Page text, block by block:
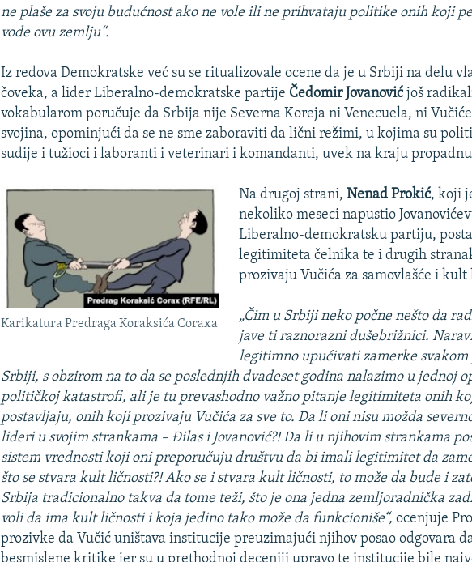
ne plaše za svoju budućnost ako ne vole ili ne prihvataju politike onih koji
vode ovu zemlju“.
Iz redova Demokratske već su se ritualizovale ocene da je u Srbiji na delu
čoveka, a lider Liberalno-demokratske partije Čedomir Jovanovićjoš
vokabularom poručuje da Srbija nije Severna Koreja ni Venecuela, ni
svojina, opominjući da se ne sme zaboraviti da lični režimi, u kojima su
sudije i tužioci i laboranti i veterinari i komandanti, uvek na kraju
Karikatura Predraga Koraksića Coraxa
Na drugoj strani, Nenad Prokić, koji
nekoliko meseci napustio
Liberalno-demokratsku partiju,
legitimiteta čelnika te i drugih
prozivaju Vučića za samovlašće i kult
„Čim u Srbiji neko počne nešto da
jave ti raznorazni dušebrižnici.
legitimno upućivati zamerke
Srbiji, s obzirom na to da se poslednjih dvadeset godina nalazimo u jednoj
političkoj katastrofi, ali je tu prevashodno važno pitanje legitimiteta onih
postavljaju, onih koji prozivaju Vučića za sve to. Da li oni nisu možda
lideri u svojim strankama – Đilas i Jovanović?! Da li u njihovim strankama
sistem vrednosti koji oni preporučuju društvu da bi imali legitimitet da
što se stvara kult ličnosti?! Ako se i stvara kult ličnosti, to može da bude i
Srbija tradicionalno takva da tome teži, što je ona jedna zemljoradnička
voli da ima kult ličnosti i koja jedino tako može da funkcioniše“, ocenjuje
prozivke da Vučić uništava institucije preuzimajući njihov posao odgovara